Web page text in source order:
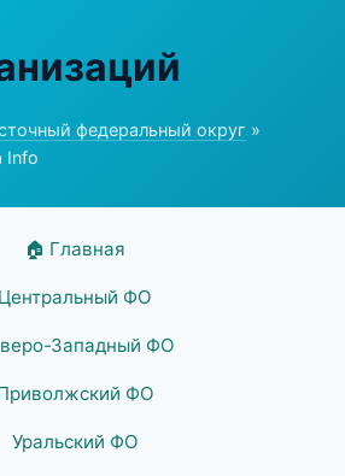
федеральный округ »
Info
🏠 Главная
Центральный ФО
Западный ФО
ФО
Уральский ФО